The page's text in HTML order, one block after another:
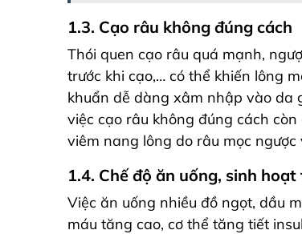
1.3. Cạo râu không đúng cách
Thói quen cạo râu quá mạnh,
trước khi cạo,… có thể khiến lông
khuẩn dễ dàng xâm nhập vào da
việc cạo râu không đúng cách
viêm nang lông do râu mọc ngược
1.4. Chế độ ăn uống, sinh
Việc ăn uống nhiều đồ ngọt, dầu
máu tăng cao, cơ thể tăng tiết